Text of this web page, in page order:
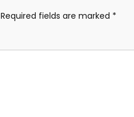
Required fields are marked *